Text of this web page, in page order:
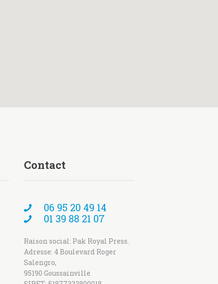
Contact
06 95 20 49 14
01 39 88 21 07
Raison social: Pak Royal Press.
Adresse: 4 Boulevard Roger
Salengro,
95190 Goussainville